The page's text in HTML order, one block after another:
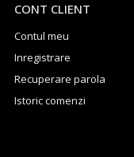
CONT CLIENT
Contul meu
Inregistrare
Recuperare parola
Istoric comenzi